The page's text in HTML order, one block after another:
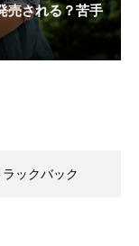
売される？苦手
ックバック